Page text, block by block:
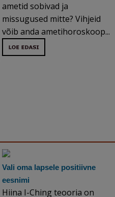
ametid sobivad ja
missugused mitte? Vihjeid
võib anda ametihoroskoop...
Vali oma lapsele positiivne
eesnimi
Hiina I-Ching teooria on